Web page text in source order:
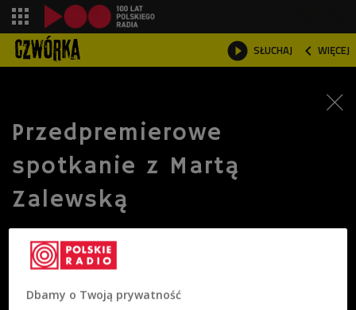
 SŁUCHAJ  WIĘCEJ

Przedpremierowe
spotkanie z Martą
Zalewską
Dbamy o Twoją prywatność